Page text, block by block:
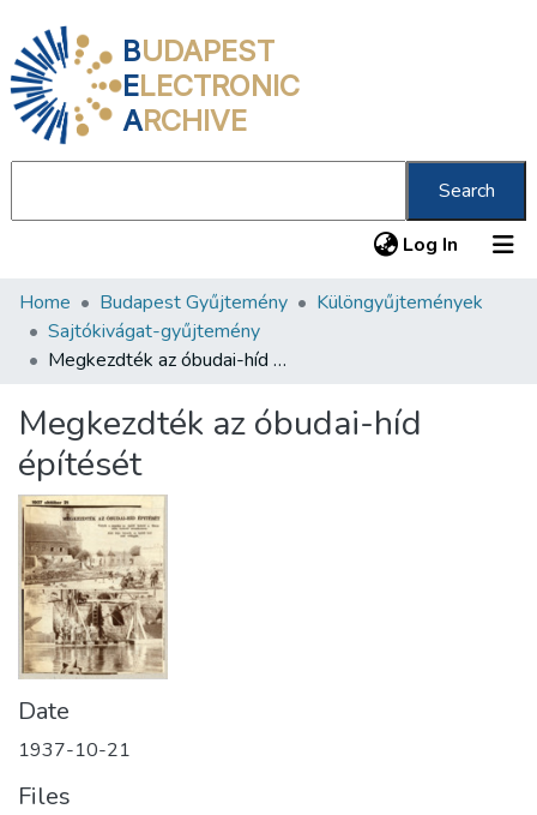
BUDAPEST
ELECTRONIC
ARCHIVE
Search
Log In (current)
Communities & Collections
All of DSpace
About us
Home Budapest Gyűjtemény
Különgyűjtemények
Sajtókivágat-gyűjtemény
Megkezdték az óbudai-híd építését
Megkezdték az óbudai-híd
építését
Date
1937-10-21
Files